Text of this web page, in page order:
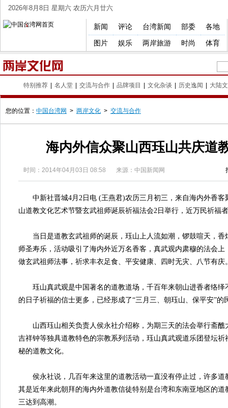
2026年8月8日 星期六 农历六月廿六
新闻 评论 台湾新闻 部委
各地
图片
娱乐 两岸旅游 时尚 体育
特别推荐 名人堂 交流与合作 品牌项目 文化杂谈 历史逸闻 大陆
您的位置： 中国台湾网 > 两岸文化 > 交流与合作
海内外信众聚山西珏山共庆道
时间： 2014年04月03日 08:58 来源：中国新闻网
中新社晋城4月2日电 (王燕君)农历三月初三，来自海内外香客
山道教文化艺术节暨玄武祖师诞辰祈福法会2日举行，近万民祈福
当日是道教玄武祖师的诞辰，珏山上人流如潮，锣鼓喧天，香
师圣寿乐，活动吸引了海内外近万名香客，真武观内肃穆的法会
做玄武祖师法事，祈求丰衣足食、平安健康、四时无灾、八节有庆
珏山真武观是中国著名的道教道场，千百年来朝山进香者络绎
的日子祈福的信士更多，已经形成了“三月三、朝珏山、保平安”的
山西珏山相关负责人侯永社介绍称，为期三天的法会举行斋醮
吉祥钟等独具道教特色的宗教系列活动，珏山真武观道乐团登坛
秘的道教文化。
侯永社说，几百年来这里的道教活动一直没有停止过，许多道
其是近年来此朝拜的海内外道教信徒特别是台湾和东南亚地区的
三达到高潮。